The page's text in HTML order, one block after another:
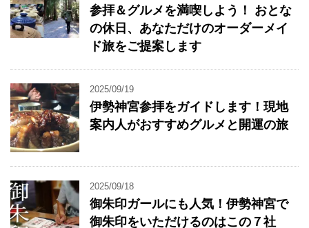
参拝＆グルメを満喫しよう！ おとな
の休日、あなただけのオーダーメイ
ド旅をご提案します
2025/09/19
伊勢神宮参拝をガイドします！現地
案内人がおすすめグルメと開運の旅
2025/09/18
御朱印ガールにも人気！伊勢神宮で
御朱印をいただけるのはこの７社